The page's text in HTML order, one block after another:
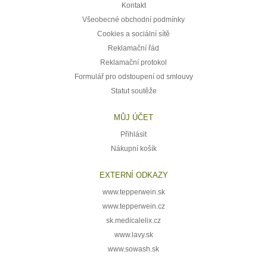
Kontakt
Všeobecné obchodní podmínky
Cookies a sociální sítě
Reklamační řád
Reklamační protokol
Formulář pro odstoupení od smlouvy
Statut soutěže
MŮJ ÚČET
Přihlásit
Nákupní košík
EXTERNÍ ODKAZY
www.tepperwein.sk
www.tepperwein.cz
sk.medicalelix.cz
www.lavy.sk
www.sowash.sk